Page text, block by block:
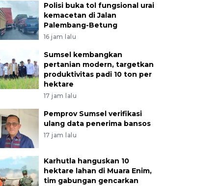
Polisi buka tol fungsional urai
kemacetan di Jalan
Palembang-Betung
16 jam lalu
Sumsel kembangkan
pertanian modern, targetkan
produktivitas padi 10 ton per
hektare
17 jam lalu
Pemprov Sumsel verifikasi
ulang data penerima bansos
17 jam lalu
Karhutla hanguskan 10
hektare lahan di Muara Enim,
tim gabungan gencarkan